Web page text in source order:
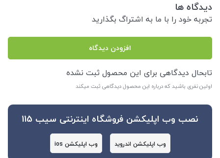
دیدگاه ها
تجربه خود را با ما به اشتراگ بگذارید
افزودن دیدگاه
تابحال دیدگاهی برای این محصول ثبت نشده
اولین نفری باشید که درباره این محصول دیدگاهی ثبت میکند
نصب وب اپلیکشن فروشگاه اینترنتی سیب 115
وب اپلیکشن اندروید وب اپلیکشن ios